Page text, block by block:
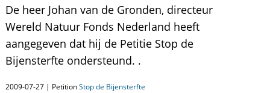
De heer Johan van de Gronden, directeur
Wereld Natuur Fonds Nederland heeft
aangegeven dat hij de Petitie Stop de
Bijensterfte ondersteund. .
2009-07-27 | PetitionStop de Bijensterfte